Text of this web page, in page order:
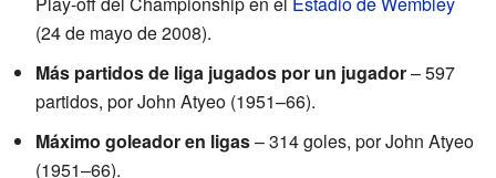
(24 de mayo de 2008).
Más partidos de liga jugados por un jugador– 597
partidos, por John Atyeo (1951–66).
Máximo goleador en ligas– 314 goles, por John Atyeo
(1951–66).